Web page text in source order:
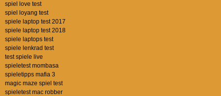
spiel love test
spiel loyang test
spiele laptop test 2017
spiele laptop test 2018
spiele laptops test
spiele lenkrad test
test spiele live
spieletest mombasa
spieletipps mafia 3
magic maze spiel test
spieletest mac robber